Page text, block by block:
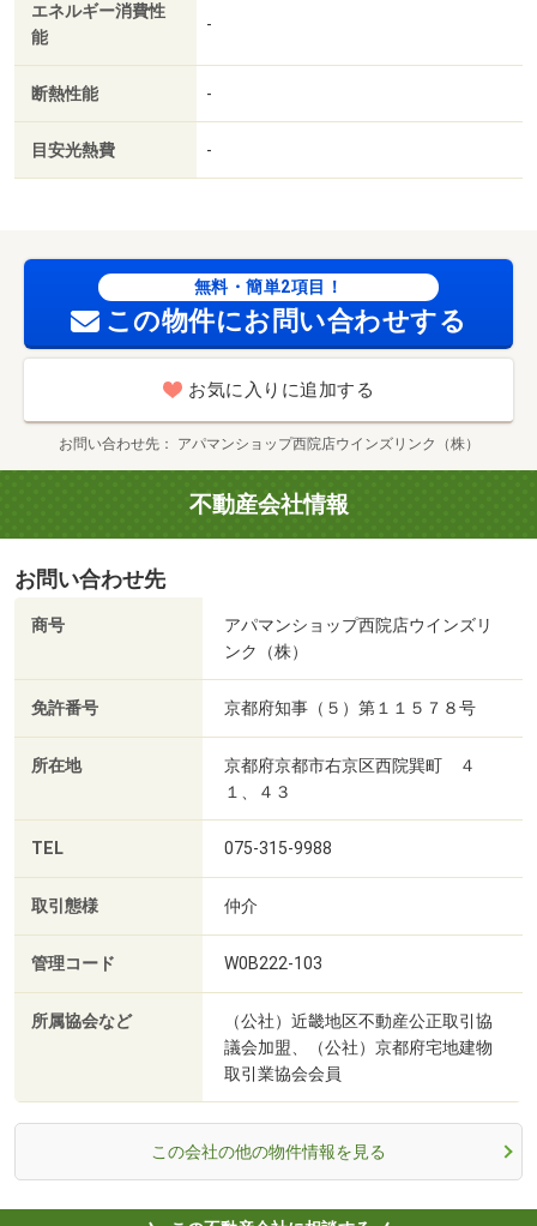
行）まで３００ｍ／マツモトキヨシフォレオ大津一里山店
（ドラッグストア）まで４００ｍ／滋賀銀行瀬田支店（銀
で７５０ｍ／大津瀬田郵便局（郵便局）まで９００ｍ/賃貸
戸数:8戸
エネルギー消費性
能
-
断熱性能 -
目安光熱費 -
無料・簡単2項目！
この物件にお問い合わせする
お気に入りに追加する
お問い合わせ先 アパマンショップ西院店ウインズリンク（株）
不動産会社情報
お問い合わせ先
商号
アパマンショップ西院店ウインズリ
ンク（株）
免許番号 京都府知事（５）第１１５７８号
所在地
京都府京都市右京区西院巽町 ４
１、４３
TEL 075-315-9988
取引態様 仲介
管理コード W0B222-103
所属協会など
（公社）近畿地区不動産公正取引協
議会加盟、（公社）京都府宅地建物
取引業協会会員
この会社の他の物件情報を見る